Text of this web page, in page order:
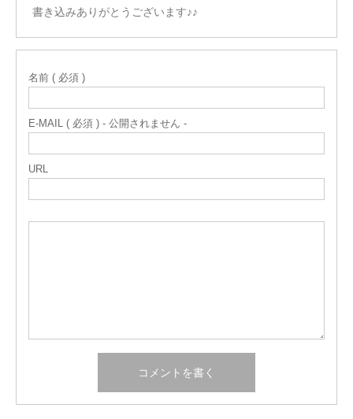
書き込みありがとうございます♪♪
名前 ( 必須 )
E-MAIL ( 必須 ) - 公開されません -
URL